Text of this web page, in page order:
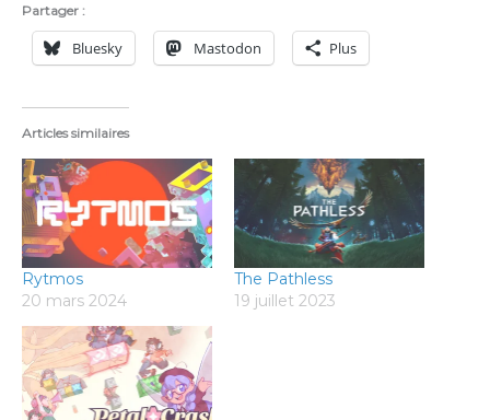
Partager :
Bluesky Mastodon Plus
Articles similaires
Rytmos
20 mars 2024
The Pathless
19 juillet 2023